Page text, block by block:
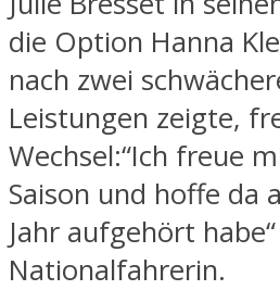
die Option Hanna
nach zwei
Leistungen zeigte,
Wechsel:“Ich freue
Saison und hoffe da
Jahr aufgehört
Nationalfahrerin.